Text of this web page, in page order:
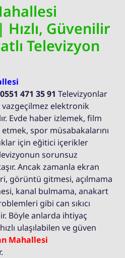
Güvenilir
Televizyon
0551 471 35 91Televizyonlar
vazgeçilmez elektronik
Evde haber izlemek, film
spor müsabakalarını
için eğitici içerikler
sorunsuz
Ancak zamanla ekran
görüntü gitmesi, açılmama
kanal bulmama, anakart
gibi can sıkıcı
Böyle anlarda ihtiyaç
ulaşılabilen ve güven
Mahallesi